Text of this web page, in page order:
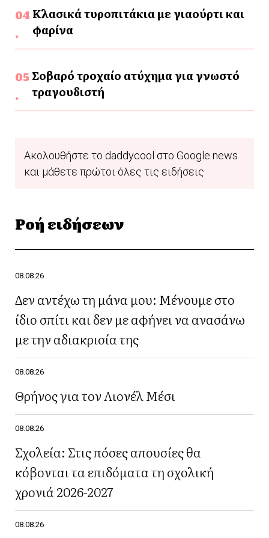
Κλασικά τυροπιτάκια με γιαούρτι και
φαρίνα
Σοβαρό τροχαίο ατύχημα για γνωστό
τραγουδιστή
Ακολουθήστε το daddycool στο Google news
και μάθετε πρώτοι όλες τις ειδήσεις
Ροή ειδήσεων
08.08.26
Δεν αντέχω τη μάνα μου: Μένουμε στο
ίδιο σπίτι και δεν με αφήνει να ανασάνω
με την αδιακρισία της
08.08.26
Θρήνος για τον Λιονέλ Μέσι
08.08.26
Σχολεία: Στις πόσες απουσίες θα
κόβονται τα επιδόματα τη σχολική
χρονιά 2026-2027
08.08.26